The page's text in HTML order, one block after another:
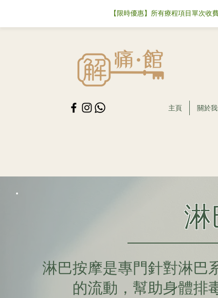
【限時優惠】所有療程項目單次
主頁 關於
淋巴按摩是專門針對淋巴
的流動，幫助身體排